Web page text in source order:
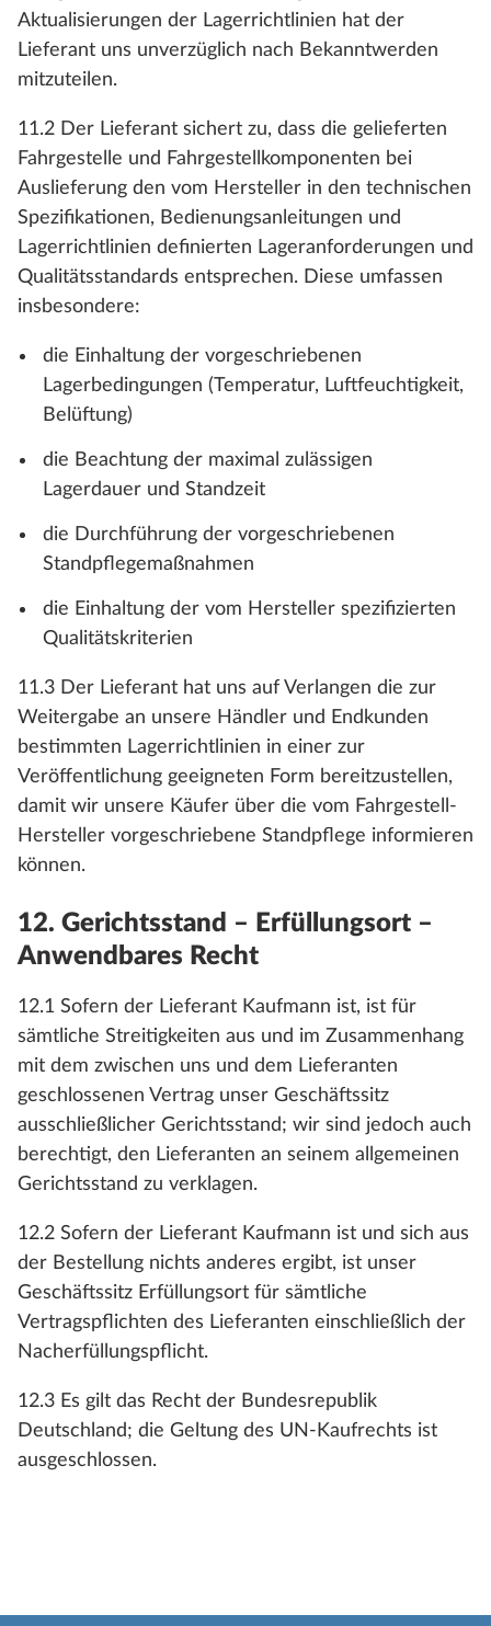
Aktualisierungen der Lagerrichtlinien hat der
Lieferant uns unverzüglich nach Bekanntwerden
mitzuteilen.
11.2 Der Lieferant sichert zu, dass die gelieferten
Fahrgestelle und Fahrgestellkomponenten bei
Auslieferung den vom Hersteller in den technischen
Spezifikationen, Bedienungsanleitungen und
Lagerrichtlinien definierten Lageranforderungen und
Qualitätsstandards entsprechen. Diese umfassen
insbesondere:
die Einhaltung der vorgeschriebenen
Lagerbedingungen (Temperatur, Luftfeuchtigkeit,
Belüftung)
die Beachtung der maximal zulässigen
Lagerdauer und Standzeit
die Durchführung der vorgeschriebenen
Standpflegemaßnahmen
die Einhaltung der vom Hersteller spezifizierten
Qualitätskriterien
11.3 Der Lieferant hat uns auf Verlangen die zur
Weitergabe an unsere Händler und Endkunden
bestimmten Lagerrichtlinien in einer zur
Veröffentlichung geeigneten Form bereitzustellen,
damit wir unsere Käufer über die vom Fahrgestell-
Hersteller vorgeschriebene Standpflege informieren
können.
12. Gerichtsstand – Erfüllungsort –
Anwendbares Recht
12.1 Sofern der Lieferant Kaufmann ist, ist für
sämtliche Streitigkeiten aus und im Zusammenhang
mit dem zwischen uns und dem Lieferanten
geschlossenen Vertrag unser Geschäftssitz
ausschließlicher Gerichtsstand; wir sind jedoch auch
berechtigt, den Lieferanten an seinem allgemeinen
Gerichtsstand zu verklagen.
12.2 Sofern der Lieferant Kaufmann ist und sich aus
der Bestellung nichts anderes ergibt, ist unser
Geschäftssitz Erfüllungsort für sämtliche
Vertragspflichten des Lieferanten einschließlich der
Nacherfüllungspflicht.
12.3 Es gilt das Recht der Bundesrepublik
Deutschland; die Geltung des UN-Kaufrechts ist
ausgeschlossen.